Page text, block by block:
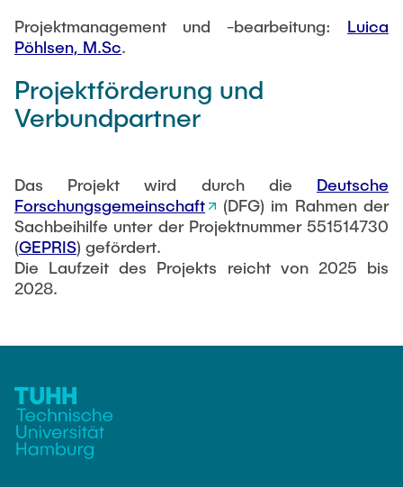
Projektmanagement und -bearbeitung: Luica
Pöhlsen, M.Sc.
Projektförderung und
Verbundpartner
Das Projekt wird durch die Deutsche
Forschungsgemeinschaft
(DFG) im Rahmen der
Sachbeihilfe unter der Projektnummer 551514730
(GEPRIS) gefördert.
Die Laufzeit des Projekts reicht von 2025 bis
2028.